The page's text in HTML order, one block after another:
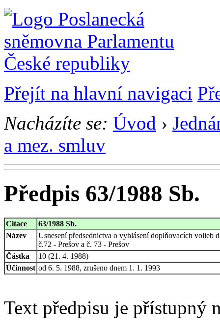
Přejít na hlavní navigaci
Nacházíte se: Úvod ›
a mez. smluv
Předpis 63/1988 Sb.
Citace
63/1988 Sb.
Název
Usnesení předsednictva o vyhlásení doplňovacích
č.72 - Prešov a č. 73 - Prešov
Částka
10 (21. 4. 1988)
Účinnost od 6. 5. 1988, zrušeno dnem 1. 1. 1993
Text předpisu je přístupný